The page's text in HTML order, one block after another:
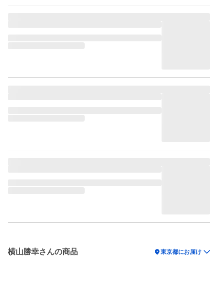
横山勝幸さんの商品 location_on東京都にお届け